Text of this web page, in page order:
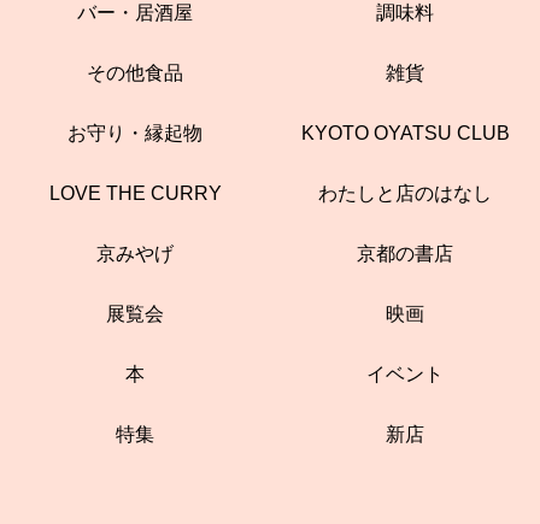
バー・居酒屋 調味料
その他食品 雑貨
お守り・縁起物 KYOTO OYATSU CLUB
LOVE THE CURRY わたしと店のはなし
京みやげ 京都の書店
展覧会 映画
本 イベント
特集 新店